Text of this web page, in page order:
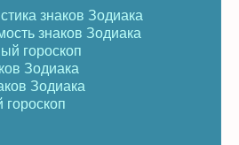
знаков Зодиака
знаков Зодиака
гороскоп
Зодиака
Зодиака
гороскоп